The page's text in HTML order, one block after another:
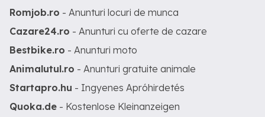
Romjob.ro - Anunturi locuri de munca
Cazare24.ro - Anunturi cu oferte de cazare
Bestbike.ro - Anunturi moto
Animalutul.ro - Anunturi gratuite animale
Startapro.hu - Ingyenes Apróhirdetés
Quoka.de - Kostenlose Kleinanzeigen